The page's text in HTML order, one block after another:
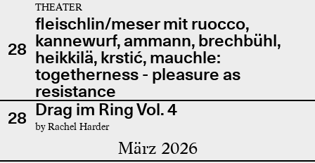
28
THEATER
fleischlin/meser mit ruocco,
kannewurf, ammann, brechbühl,
heikkilä, krstić, mauchle:
togetherness - pleasure as
resistance
28 Drag im Ring Vol. 4
by Rachel Harder
März 2026